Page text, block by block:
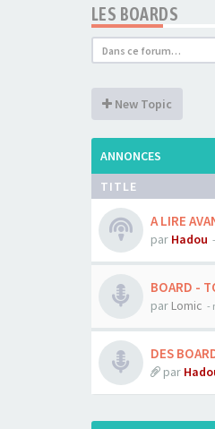
LES BOARDS
New Topic
ANNONCES
TITLE
A LIRE
par Hadou -
BOARD -
par Lomic -
DES
par